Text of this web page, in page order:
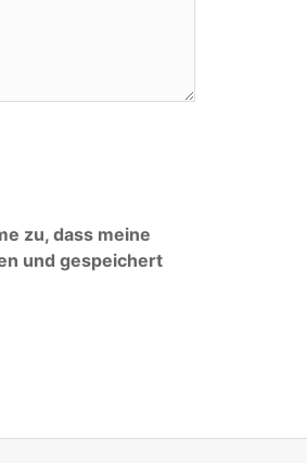
zu, dass meine
und gespeichert